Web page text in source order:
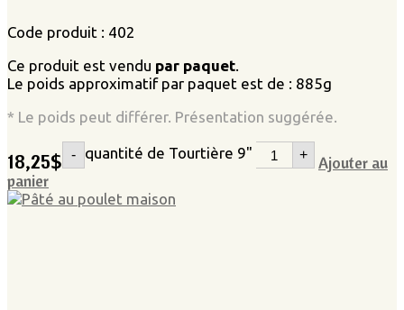
Code produit : 402
Ce produit est vendu par paquet.
Le poids approximatif par paquet est de : 885g
* Le poids peut différer. Présentation suggérée.
18,25$ - quantité de Tourtière 9" +
Ajouter au
panier